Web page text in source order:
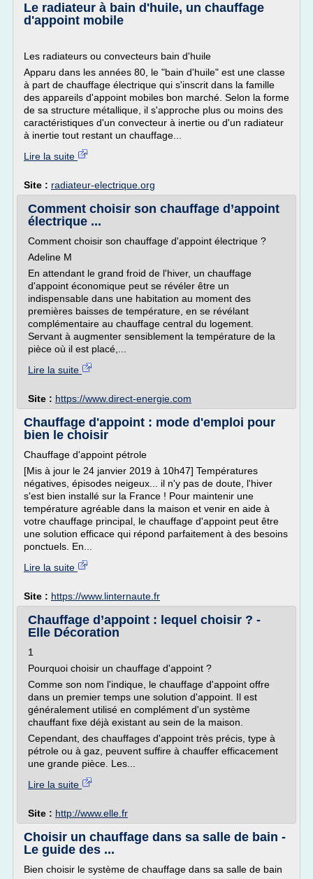
Le radiateur à bain d'huile, un chauffage
d'appoint mobile
Les radiateurs ou convecteurs bain d'huile
Apparu dans les années 80, le "bain d'huile" est une classe
à part de chauffage électrique qui s'inscrit dans la famille
des appareils d'appoint mobiles bon marché. Selon la forme
de sa structure métallique, il s'approche plus ou moins des
caractéristiques d'un convecteur à inertie ou d'un radiateur
à inertie tout restant un chauffage...
Lire la suite
Site : radiateur-electrique.org
Comment choisir son chauffage d’appoint
électrique ...
Comment choisir son chauffage d'appoint électrique ?
Adeline M
En attendant le grand froid de l'hiver, un chauffage
d'appoint économique peut se révéler être un
indispensable dans une habitation au moment des
premières baisses de température, en se révélant
complémentaire au chauffage central du logement.
Servant à augmenter sensiblement la température de la
pièce où il est placé,...
Lire la suite
Site : https://www.direct-energie.com
Chauffage d'appoint : mode d'emploi pour
bien le choisir
Chauffage d'appoint pétrole
[Mis à jour le 24 janvier 2019 à 10h47] Températures
négatives, épisodes neigeux... il n'y pas de doute, l'hiver
s'est bien installé sur la France ! Pour maintenir une
température agréable dans la maison et venir en aide à
votre chauffage principal, le chauffage d'appoint peut être
une solution efficace qui répond parfaitement à des besoins
ponctuels. En...
Lire la suite
Site : https://www.linternaute.fr
Chauffage d’appoint : lequel choisir ? -
Elle Décoration
1
Pourquoi choisir un chauffage d'appoint ?
Comme son nom l'indique, le chauffage d'appoint offre
dans un premier temps une solution d'appoint. Il est
généralement utilisé en complément d'un système
chauffant fixe déjà existant au sein de la maison.
Cependant, des chauffages d'appoint très précis, type à
pétrole ou à gaz, peuvent suffire à chauffer efficacement
une grande pièce. Les...
Lire la suite
Site : http://www.elle.fr
Choisir un chauffage dans sa salle de bain -
Le guide des ...
Bien choisir le système de chauffage dans sa salle de bain